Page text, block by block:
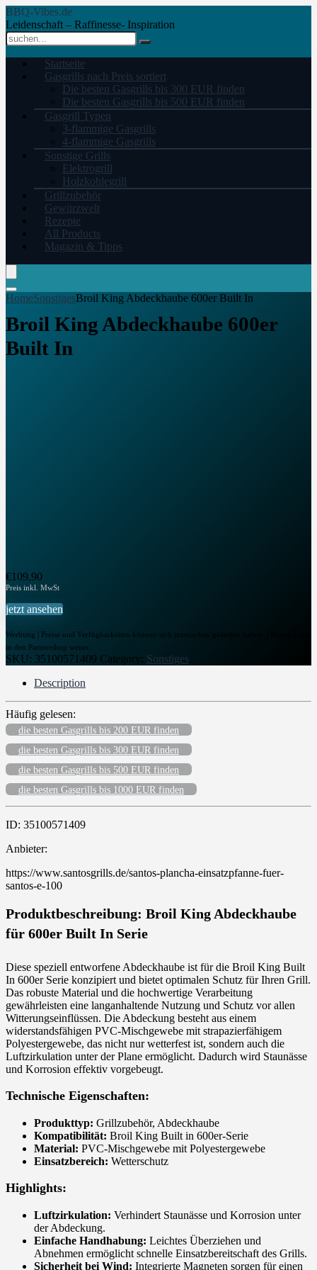
BBQ-Vibes.de
Leidenschaft – Raffinesse- Inspiration
Startseite
Gasgrills nach Preis sortiert
Die besten Gasgrills bis 300 EUR finden
Die besten Gasgrills bis 500 EUR finden
Gasgrill Typen
3-flammige Gasgrills
4-flammige Gasgrills
Sonstige Grills
Elektrogrill
Holzkohlegrill
Grillzubehör
Gewürzwelt
Rezepte
All Products
Magazin & Tipps
HomeSonstigesBroil King Abdeckhaube 600er Built In
Broil King Abdeckhaube 600er
Built In
€109,90
jetzt ansehen
Werbung | Preise und Verfügbarkeiten können sich inzwischen geändert haben. | Button leitet
in den Partnershop weiter.
SKU: 35100571409 Category: Sonstiges
Description
Häufig gelesen:
die besten Gasgrills bis 200 EUR finden
die besten Gasgrills bis 300 EUR finden
die besten Gasgrills bis 500 EUR finden
die besten Gasgrills bis 1000 EUR finden
ID: 35100571409
Anbieter:
https://www.santosgrills.de/santos-plancha-einsatzpfanne-fuer-
santos-e-100
Produktbeschreibung: Broil King Abdeckhaube
für 600er Built In Serie
Diese speziell entworfene Abdeckhaube ist für die Broil King Built
In 600er Serie konzipiert und bietet optimalen Schutz für Ihren Grill.
Das robuste Material und die hochwertige Verarbeitung
gewährleisten eine langanhaltende Nutzung und Schutz vor allen
Witterungseinflüssen. Die Abdeckung besteht aus einem
widerstandsfähigen PVC-Mischgewebe mit strapazierfähigem
Polyestergewebe, das nicht nur wetterfest ist, sondern auch die
Luftzirkulation unter der Plane ermöglicht. Dadurch wird Staunässe
und Korrosion effektiv vorgebeugt.
Technische Eigenschaften:
Produkttyp: Grillzubehör, Abdeckhaube
Kompatibilität: Broil King Built in 600er-Serie
Material: PVC-Mischgewebe mit Polyestergewebe
Einsatzbereich: Wetterschutz
Highlights:
Luftzirkulation: Verhindert Staunässe und Korrosion unter
der Abdeckung.
Einfache Handhabung: Leichtes Überziehen und
Abnehmen ermöglicht schnelle Einsatzbereitschaft des Grills.
Sicherheit bei Wind: Integrierte Magneten sorgen für einen